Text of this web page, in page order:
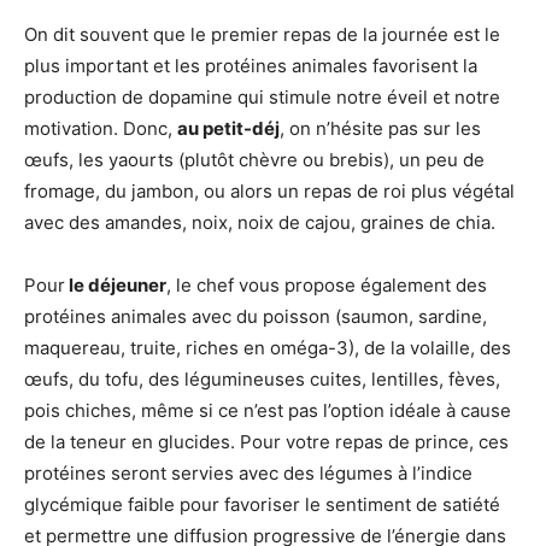
On dit souvent que le premier repas de la journée est le
plus important et les protéines animales favorisent la
production de dopamine qui stimule notre éveil et notre
motivation. Donc, au petit-déj, on n’hésite pas sur les
œufs, les yaourts (plutôt chèvre ou brebis), un peu de
fromage, du jambon, ou alors un repas de roi plus végétal
avec des amandes, noix, noix de cajou, graines de chia.
Pourle déjeuner, le chef vous propose également des
protéines animales avec du poisson (saumon, sardine,
maquereau, truite, riches en oméga-3), de la volaille, des
œufs, du tofu, des légumineuses cuites, lentilles, fèves,
pois chiches, même si ce n’est pas l’option idéale à cause
de la teneur en glucides. Pour votre repas de prince, ces
protéines seront servies avec des légumes à l’indice
glycémique faible pour favoriser le sentiment de satiété
et permettre une diffusion progressive de l’énergie dans